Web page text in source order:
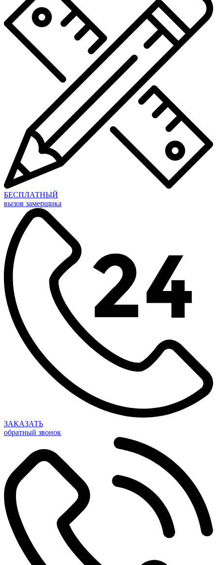
БЕСПЛАТНЫЙ
вызов замерщика
ЗАКАЗАТЬ
обратный звонок